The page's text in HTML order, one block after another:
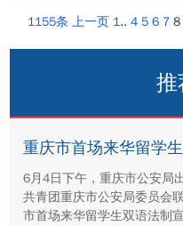
1155条 上一页 1..4 5 6 7 8
推
6月4日下午，重庆市公安局
共青团重庆市公安局委员会
市首场来华留学生双语法制